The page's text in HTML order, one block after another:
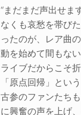
“まだまだ声出せま
なくも哀愁を帯び
ったのが、レア曲
動を始めて間もな
ライブだからこそ
「原点回帰」とい
古参のファンたち
に興奮の声を上げ